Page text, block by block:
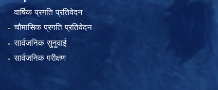
वार्षिक प्रगति प्रतिवेदन
चौमासिक प्रगति प्रतिवेदन
सार्वजनिक सुनुवाई
सार्वजनिक परीक्षण